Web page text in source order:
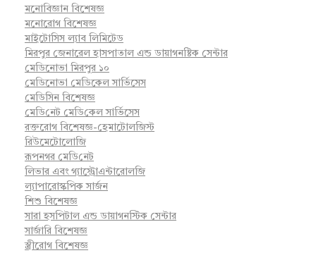
মনোবিজ্ঞান বিশেষজ্ঞ
মনোরোগ বিশেষজ্ঞ
মাইটোসিস ল্যাব লিমিটেড
মিরপুর জেনারেল হাসপাতাল এন্ড ডায়াগনষ্টিক সেন্টার
মেডিনোভা মিরপুর ১০
মেডিনোভা মেডিকেল সার্ভিসেস
মেডিসিন বিশেষজ্ঞ
মে‌ডি‌নেট মে‌ডি‌কেল সা‌র্ভিসেস
রক্তরোগ বিশেষজ্ঞ-হেমাটোলজিস্ট
রিউমেটোলোজি
রূপনগর মে‌ডি‌নেট
লিভার এবং গ্যাস্ট্রোএন্টারোলজি
ল্যাপারোস্কপিক সার্জন
শিশু বিশেষজ্ঞ
সারা হসপিটাল এন্ড ডায়াগনস্টিক সেন্টার
সার্জারি বিশেষজ্ঞ
স্ত্রীরোগ বিশেষজ্ঞ